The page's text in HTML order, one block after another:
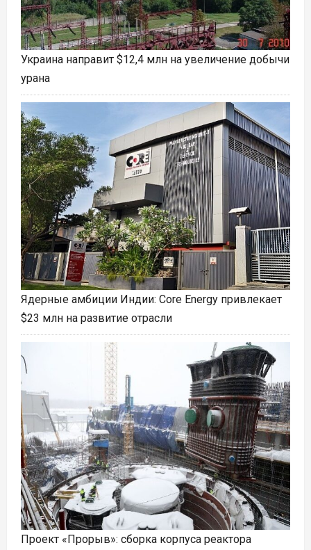
Украина направит $12,4 млн на увеличение добычи
урана
Ядерные амбиции Индии: Core Energy привлекает
$23 млн на развитие отрасли
Проект «Прорыв»: сборка корпуса реактора